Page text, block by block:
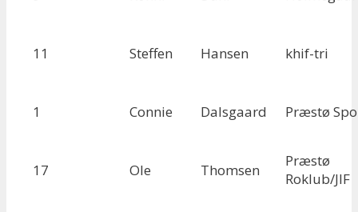
11 Steffen Hansen khif-tri
1 Connie Dalsgaard Præstø
17 Ole Thomsen
Præstø
Roklub/JIF